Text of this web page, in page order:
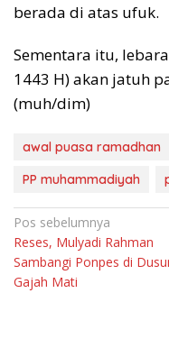
berada di atas ufuk.
Sementara itu,
1443 H) akan jatuh
(muh/dim)
awal puasa ramadhan
PP muhammadiyah
Navigasi
pos
Pos sebelumnya
Reses, Mulyadi Rahman
Sambangi Ponpes di
Gajah Mati